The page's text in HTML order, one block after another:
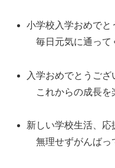
小学校入学おめでと
毎日元気に通って
入学おめでとうござ
これからの成長を
新しい学校生活、応
無理せずがんばっ